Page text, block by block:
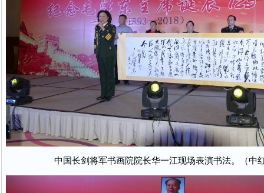
中国长剑将军书画院院长华一江现场表演书法。（中